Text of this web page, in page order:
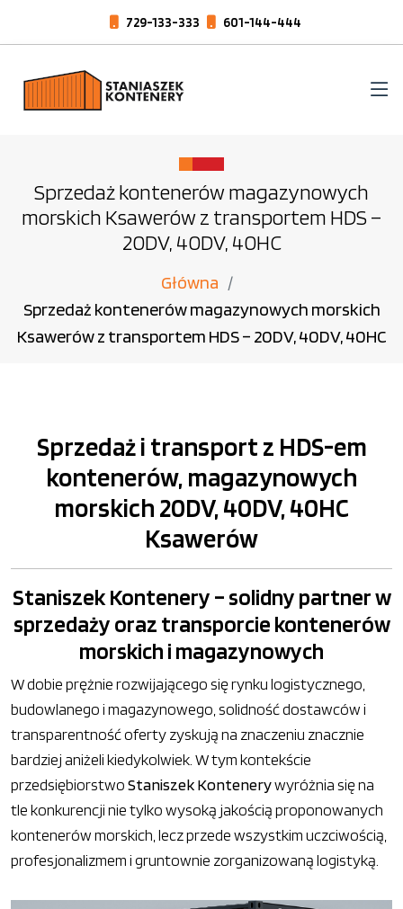
729-133-333 601-144-444
Sprzedaż kontenerów magazynowych
morskich Ksawerów z transportem HDS –
20DV, 40DV, 40HC
Główna
Sprzedaż kontenerów magazynowych morskich
Ksawerów z transportem HDS – 20DV, 40DV, 40HC
Sprzedaż i transport z HDS-em
kontenerów, magazynowych
morskich 20DV, 40DV, 40HC
Ksawerów
Staniszek Kontenery – solidny partner w
sprzedaży oraz transporcie kontenerów
morskich i magazynowych
W dobie prężnie rozwijającego się rynku logistycznego,
budowlanego i magazynowego, solidność dostawców i
transparentność oferty zyskują na znaczeniu znacznie
bardziej aniżeli kiedykolwiek. W tym kontekście
przedsiębiorstwoStaniszek Kontenerywyróżnia się na
tle konkurencji nie tylko wysoką jakością proponowanych
kontenerów morskich, lecz przede wszystkim uczciwością,
profesjonalizmem i gruntownie zorganizowaną logistyką.